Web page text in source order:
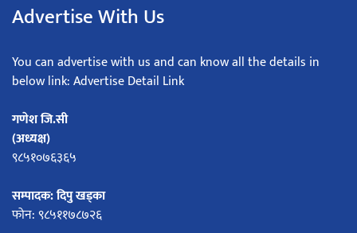
Advertise With Us
You can advertise with us and can know all the details in
below link: Advertise Detail Link
गणेश जि.सी
(अध्यक्ष)
९८५१०७६३६५
सम्पादक: दिपु खड्का
फोन: ९८५११७८७२६